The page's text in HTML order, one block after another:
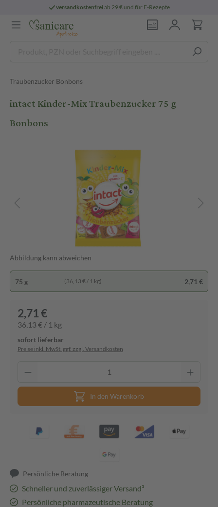
versandkostenfreiab 29 € und für E-Rezepte
Traubenzucker Bonbons
intact Kinder-Mix Traubenzucker 75 g
Bonbons
Abbildung kann abweichen
75 g (36,13 € / 1 kg) 2,71 €
2,71 €
36,13 € / 1 kg
sofort lieferbar
Preise inkl. MwSt. ggf. zzgl. Versandkosten
In den Warenkorb
Persönliche Beratung
Schneller und zuverlässiger Versand³
Persönliche pharmazeutische Beratung